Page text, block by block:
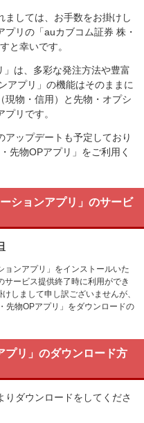
ましては、お手数をお掛けし
プリの「auカブコム証券 株・
と幸いです。
」は、多彩な発注方法や豊富
アプリ」の機能はそのままに
現物・信用）と先物・オプシ
リです。
アップデートも予定しており
先物OPアプリ」をご利用く
ションアプリ」のサービ
ョンアプリ」をインストールいた
ービス提供終了時に利用ができ
しまして申し訳ございませんが、
先物OPアプリ」をダウンロードの
プリ」のダウンロード方
りダウンロードをしてくださ